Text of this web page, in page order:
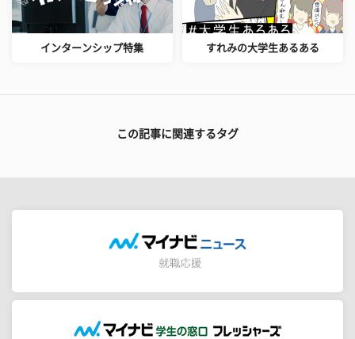
インターンシップ特集 すれみの大学生あるある
この記事に関連するタグ